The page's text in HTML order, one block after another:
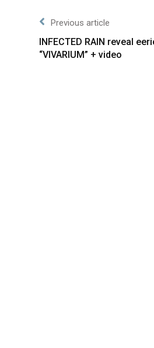
Previous article
INFECTED RAIN reveal
“VIVARIUM” + video